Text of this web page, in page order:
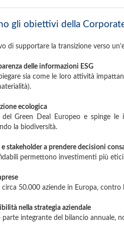
gli obiettivi della
di supportare la transizione verso
delle informazioni ESG
sia come le loro attività
ecologica
Green Deal Europeo e spinge
la biodiversità.
stakeholder a prendere decisioni
permettono investimenti più
circa 50.000 aziende in Europa,
nella strategia aziendale
parte integrante del bilancio annuale,